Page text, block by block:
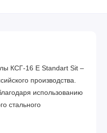
КСГ-16 Е Standart Sit –
производства.
использованию
стального